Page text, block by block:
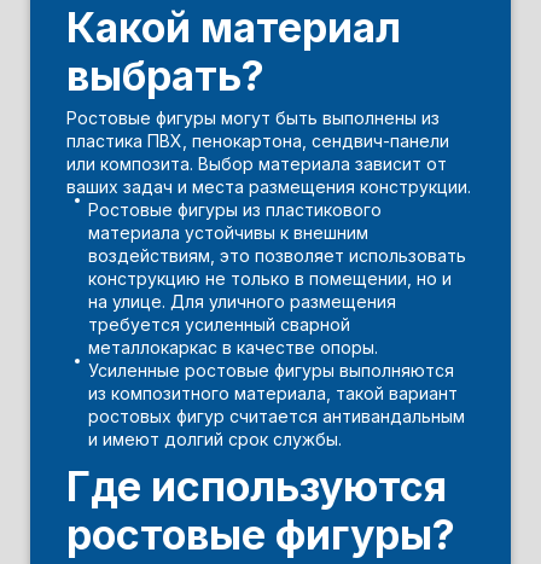
Какой материал
выбрать?
Ростовые фигуры могут быть выполнены из
пластика ПВХ, пенокартона, сендвич-панели
или композита. Выбор материала зависит от
ваших задач и места размещения конструкции.
Ростовые фигуры из пластикового
материала устойчивы к внешним
воздействиям, это позволяет использовать
конструкцию не только в помещении, но и
на улице. Для уличного размещения
требуется усиленный сварной
металлокаркас в качестве опоры.
Усиленные ростовые фигуры выполняются
из композитного материала, такой вариант
ростовых фигур считается антивандальным
и имеют долгий срок службы.
Где используются
ростовые фигуры?